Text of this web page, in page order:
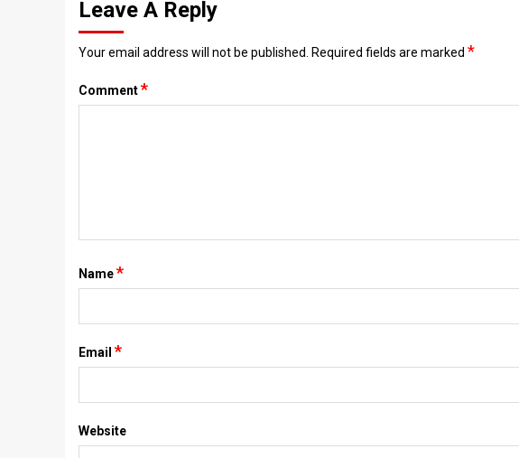
Leave A Reply
Your email address will not be published. Required fields are marked *
Comment*
Name*
Email *
Website